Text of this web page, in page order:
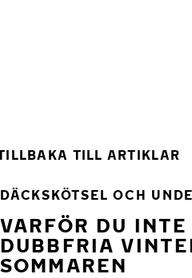
TILL ARTIKLAR
DÄCKSKÖTSEL OCH
VARFÖR DU
DUBBFRIA
SOMMAREN